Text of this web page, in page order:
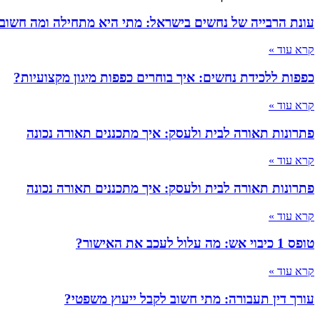
עונת הרבייה של נחשים בישראל: מתי היא מתחילה ומה
קרא עוד »
כפפות ללכידת נחשים: איך בוחרים כפפות מיגון מקצועיות?
קרא עוד »
פתרונות תאורה לבית ולעסק: איך מתכננים תאורה נכונה
קרא עוד »
פתרונות תאורה לבית ולעסק: איך מתכננים תאורה נכונה
קרא עוד »
טופס 1 כיבוי אש: מה עלול לעכב את האישור?
קרא עוד »
עורך דין תעבורה: מתי חשוב לקבל ייעוץ משפטי?